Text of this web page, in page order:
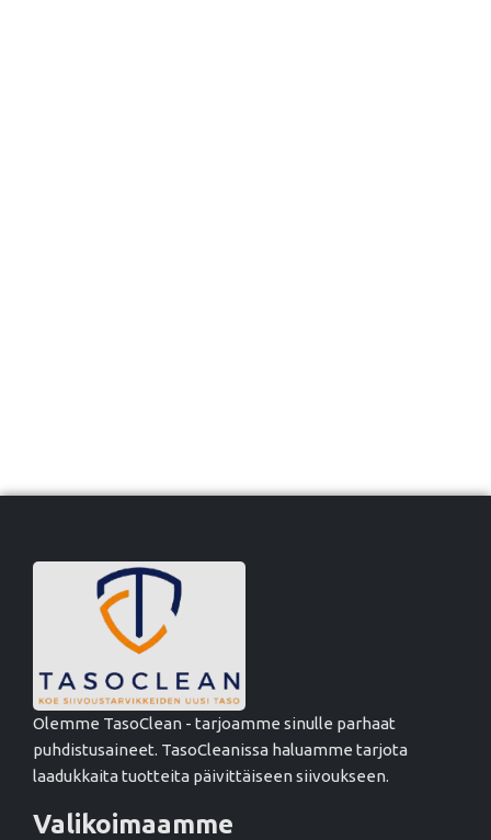
Olemme TasoClean - tarjoamme sinulle parhaat
puhdistusaineet. TasoCleanissa haluamme tarjota
laadukkaita tuotteita päivittäiseen siivoukseen.
Valikoimaamme